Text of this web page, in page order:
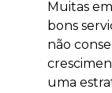
Muitas
bons
não
uma